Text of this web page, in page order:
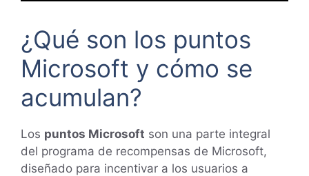
¿Qué son los puntos
Microsoft y cómo se
acumulan?
Los puntos Microsoft son una parte integral
del programa de recompensas de Microsoft,
diseñado para incentivar a los usuarios a